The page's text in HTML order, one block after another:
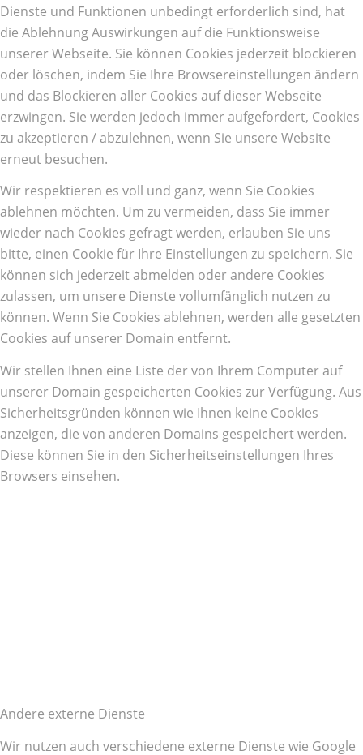
Dienste und Funktionen unbedingt erforderlich sind, hat
die Ablehnung Auswirkungen auf die Funktionsweise
unserer Webseite. Sie können Cookies jederzeit blockieren
oder löschen, indem Sie Ihre Browsereinstellungen ändern
und das Blockieren aller Cookies auf dieser Webseite
erzwingen. Sie werden jedoch immer aufgefordert, Cookies
zu akzeptieren / abzulehnen, wenn Sie unsere Website
erneut besuchen.
Wir respektieren es voll und ganz, wenn Sie Cookies
ablehnen möchten. Um zu vermeiden, dass Sie immer
wieder nach Cookies gefragt werden, erlauben Sie uns
bitte, einen Cookie für Ihre Einstellungen zu speichern. Sie
können sich jederzeit abmelden oder andere Cookies
zulassen, um unsere Dienste vollumfänglich nutzen zu
können. Wenn Sie Cookies ablehnen, werden alle gesetzten
Cookies auf unserer Domain entfernt.
Wir stellen Ihnen eine Liste der von Ihrem Computer auf
unserer Domain gespeicherten Cookies zur Verfügung. Aus
Sicherheitsgründen können wie Ihnen keine Cookies
anzeigen, die von anderen Domains gespeichert werden.
Diese können Sie in den Sicherheitseinstellungen Ihres
Browsers einsehen.
Andere externe Dienste
Wir nutzen auch verschiedene externe Dienste wie Google